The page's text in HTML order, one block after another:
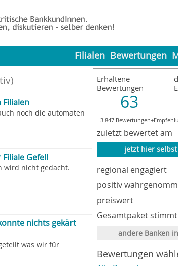
Filialen Bewertungen
Erhaltene
Bewertungen
63
3.847
zuletzt bewertet am
jetzt hier
regional engagiert
positiv
preiswert
Gesamtpaket stimmt
andere Banken
Bewertungen
Filialen
noch die automaten
Gefell
wird nicht gedacht.
nichts gekärt
was wir für